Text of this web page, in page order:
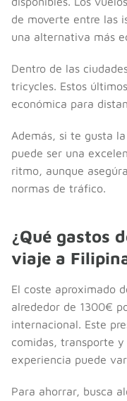
de moverte entre las
una alternativa más
Dentro de las
tricycles. Estos
económica para
Además, si te gusta
puede ser una
ritmo, aunque
normas de tráfico.
¿Qué gastos
viaje a
El coste aproximado
alrededor de 1300€
internacional. Este
comidas, transporte
experiencia puede
Para ahorrar, busca